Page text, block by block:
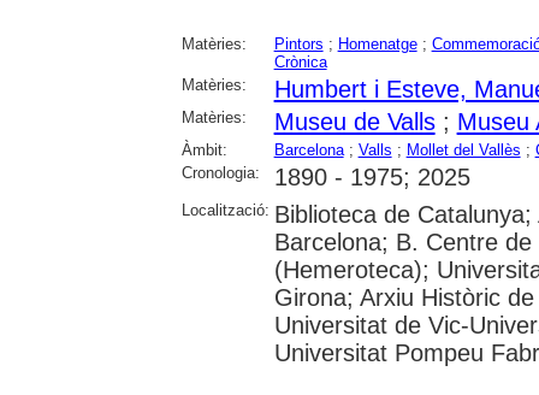
Matèries: Pintors ; Homenatge;
Crònica
Matèries:
Humbert i Esteve,
Matèries: Museu de Valls; Museu
Àmbit: Barcelona; Valls ; Mollet del Vallès ;
Cronologia:
1890 - 1975; 2025
Localització: Biblioteca de
Barcelona; B. Centre
(Hemeroteca);
Girona; Arxiu Històric
Universitat de Vic-
Universitat Pompeu